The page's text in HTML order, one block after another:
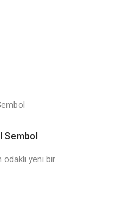
Sembol
odaklı yeni bir